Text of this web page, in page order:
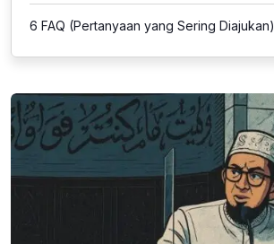
6 FAQ (Pertanyaan yang Sering Diajukan)